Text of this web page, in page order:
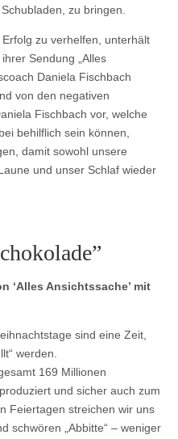
zu bringen.
zu verhelfen, unterhält
Sendung „Alles
Daniela Fischbach
von den negativen
Fischbach vor, welche
behilflich sein können,
damit sowohl unsere
und unser Schlaf wieder
‘Alles Ansichtssache’ mit
sind eine Zeit,
werden.
169 Millionen
und sicher auch zum
Feiertagen streichen wir uns
schwören „Abbitte“ – weniger